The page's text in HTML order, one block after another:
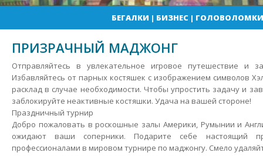
БЕГАЛКИ | БИЗНЕС| ГОЛОВОЛОМКИ
ПРИЗРАЧНЫЙ МАДЖОНГ
Отправляйтесь в увлекательное игровое путешествие и
Избавляйтесь от парных костяшек с изображением символов
расклад в случае необходимости. Чтобы упростить задачу и
заблокируйте неактивные костяшки. Удача на вашей стороне!
Праздничный турнир
Добро пожаловать в роскошные залы Америки, Румынии и
ожидают ваши соперники. Подарите себе настоящий
профессионалами в мировом турнире по маджонгу. Смело